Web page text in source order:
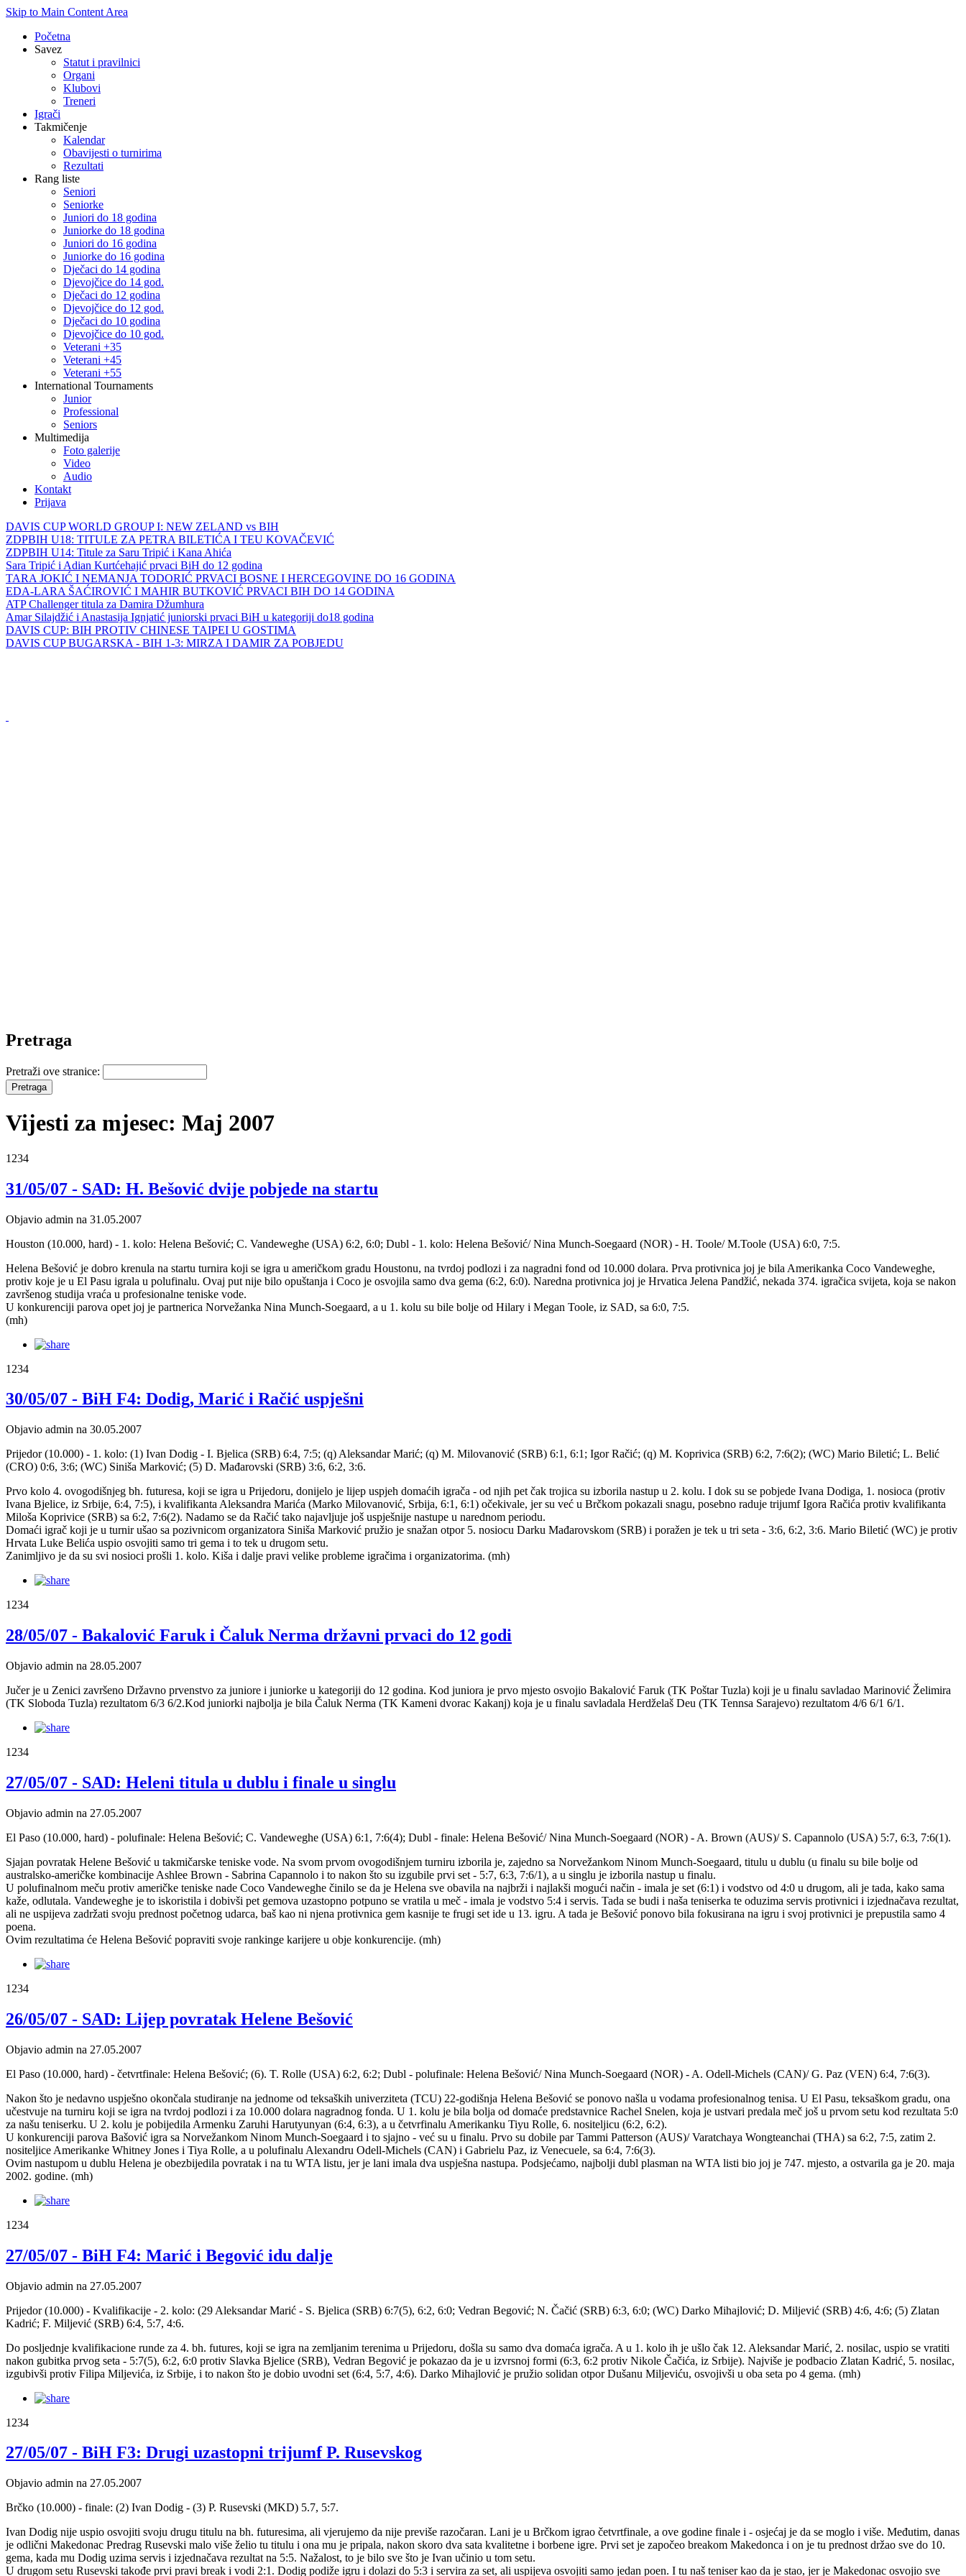
Skip to Main Content Area
Početna
Savez
Statut i pravilnici
Organi
Klubovi
Treneri
Igrači
Takmičenje
Kalendar
Obavijesti o turnirima
Rezultati
Rang liste
Seniori
Seniorke
Juniori do 18 godina
Juniorke do 18 godina
Juniori do 16 godina
Juniorke do 16 godina
Dječaci do 14 godina
Djevojčice do 14 god.
Dječaci do 12 godina
Djevojčice do 12 god.
Dječaci do 10 godina
Djevojčice do 10 god.
Veterani +35
Veterani +45
Veterani +55
International Tournaments
Junior
Professional
Seniors
Multimedija
Foto galerije
Video
Audio
Kontakt
Prijava
DAVIS CUP WORLD GROUP I: NEW ZELAND vs BIH
ZDPBIH U18: TITULE ZA PETRA BILETIĆA I TEU KOVAČEVIĆ
ZDPBIH U14: Titule za Saru Tripić i Kana Ahića
Sara Tripić i Adian Kurtćehajić prvaci BiH do 12 godina
TARA JOKIĆ I NEMANJA TODORIĆ PRVACI BOSNE I HERCEGOVINE DO 16 GODINA
EDA-LARA ŠAĆIROVIĆ I MAHIR BUTKOVIĆ PRVACI BIH DO 14 GODINA
ATP Challenger titula za Damira Džumhura
Amar Silajdžić i Anastasija Ignjatić juniorski prvaci BiH u kategoriji do18 godina
DAVIS CUP: BIH PROTIV CHINESE TAIPEI U GOSTIMA
DAVIS CUP BUGARSKA - BIH 1-3: MIRZA I DAMIR ZA POBJEDU
Pretraga
Pretraži ove stranice:
Vijesti za mjesec: Maj 2007
1234
31/05/07 - SAD: H. Bešović dvije pobjede na startu
Objavio admin na 31.05.2007
Houston (10.000, hard) - 1. kolo: Helena Bešović; C. Vandeweghe (USA) 6:2, 6:0; Dubl - 1. kolo: Helena Bešović/ Nina Munch-Soegaard (NOR) - H. Toole/ M.Toole (USA) 6:0, 7:5.
Helena Bešović je dobro krenula na startu turnira koji se igra u američkom gradu Houstonu, na tvrdoj podlozi i za nagradni fond od 10.000 dolara. Prva protivnica joj je bila Amerikanka Coco Vandeweghe,
protiv koje je u El Pasu igrala u polufinalu. Ovaj put nije bilo opuštanja i Coco je osvojila samo dva gema (6:2, 6:0). Naredna protivnica joj je Hrvatica Jelena Pandžić, nekada 374. igračica svijeta, koja se nakon
završenog studija vraća u profesionalne teniske vode.
U konkurenciji parova opet joj je partnerica Norvežanka Nina Munch-Soegaard, a u 1. kolu su bile bolje od Hilary i Megan Toole, iz SAD, sa 6:0, 7:5.
(mh)
1234
30/05/07 - BiH F4: Dodig, Marić i Račić uspješni
Objavio admin na 30.05.2007
Prijedor (10.000) - 1. kolo: (1) Ivan Dodig - I. Bjelica (SRB) 6:4, 7:5; (q) Aleksandar Marić; (q) M. Milovanović (SRB) 6:1, 6:1; Igor Račić; (q) M. Koprivica (SRB) 6:2, 7:6(2); (WC) Mario Biletić; L. Belić
(CRO) 0:6, 3:6; (WC) Siniša Marković; (5) D. Mađarovski (SRB) 3:6, 6:2, 3:6.
Prvo kolo 4. ovogodišnjeg bh. futuresa, koji se igra u Prijedoru, donijelo je lijep uspjeh domaćih igrača - od njih pet čak trojica su izborila nastup u 2. kolu. I dok su se pobjede Ivana Dodiga, 1. nosioca (protiv
Ivana Bjelice, iz Srbije, 6:4, 7:5), i kvalifikanta Aleksandra Marića (Marko Milovanović, Srbija, 6:1, 6:1) očekivale, jer su već u Brčkom pokazali snagu, posebno raduje trijumf Igora Račića protiv kvalifikanta
Miloša Koprivice (SRB) sa 6:2, 7:6(2). Nadamo se da Račić tako najavljuje još uspješnije nastupe u narednom periodu.
Domaći igrač koji je u turnir ušao sa pozivnicom organizatora Siniša Marković pružio je snažan otpor 5. nosiocu Darku Mađarovskom (SRB) i poražen je tek u tri seta - 3:6, 6:2, 3:6. Mario Biletić (WC) je protiv
Hrvata Luke Belića uspio osvojiti samo tri gema i to tek u drugom setu.
Zanimljivo je da su svi nosioci prošli 1. kolo. Kiša i dalje pravi velike probleme igračima i organizatorima. (mh)
1234
28/05/07 - Bakalović Faruk i Čaluk Nerma državni prvaci do 12 godi
Objavio admin na 28.05.2007
Jučer je u Zenici završeno Državno prvenstvo za juniore i juniorke u kategoriji do 12 godina. Kod juniora je prvo mjesto osvojio Bakalović Faruk (TK Poštar Tuzla) koji je u finalu savladao Marinović Želimira
(TK Sloboda Tuzla) rezultatom 6/3 6/2.Kod juniorki najbolja je bila Čaluk Nerma (TK Kameni dvorac Kakanj) koja je u finalu savladala Herdželaš Deu (TK Tennsa Sarajevo) rezultatom 4/6 6/1 6/1.
1234
27/05/07 - SAD: Heleni titula u dublu i finale u singlu
Objavio admin na 27.05.2007
El Paso (10.000, hard) - polufinale: Helena Bešović; C. Vandeweghe (USA) 6:1, 7:6(4); Dubl - finale: Helena Bešović/ Nina Munch-Soegaard (NOR) - A. Brown (AUS)/ S. Capannolo (USA) 5:7, 6:3, 7:6(1).
Sjajan povratak Helene Bešović u takmičarske teniske vode. Na svom prvom ovogodišnjem turniru izborila je, zajedno sa Norvežankom Ninom Munch-Soegaard, titulu u dublu (u finalu su bile bolje od
australsko-američke kombinacije Ashlee Brown - Sabrina Capannolo i to nakon što su izgubile prvi set - 5:7, 6:3, 7:6/1), a u singlu je izborila nastup u finalu.
U polufinalnom meču protiv američke teniske nade Coco Vandeweghe činilo se da je Helena sve obavila na najbrži i najlakši mogući način - imala je set (6:1) i vodstvo od 4:0 u drugom, ali je tada, kako sama
kaže, odlutala. Vandeweghe je to iskoristila i dobivši pet gemova uzastopno potpuno se vratila u meč - imala je vodstvo 5:4 i servis. Tada se budi i naša teniserka te oduzima servis protivnici i izjednačava rezultat,
ali ne uspijeva zadržati svoju prednost početnog udarca, baš kao ni njena protivnica gem kasnije te frugi set ide u 13. igru. A tada je Bešović ponovo bila fokusirana na igru i svoj protivnici je prepustila samo 4
poena.
Ovim rezultatima će Helena Bešović popraviti svoje rankinge karijere u obje konkurencije. (mh)
1234
26/05/07 - SAD: Lijep povratak Helene Bešović
Objavio admin na 27.05.2007
El Paso (10.000, hard) - četvrtfinale: Helena Bešović; (6). T. Rolle (USA) 6:2, 6:2; Dubl - polufinale: Helena Bešović/ Nina Munch-Soegaard (NOR) - A. Odell-Michels (CAN)/ G. Paz (VEN) 6:4, 7:6(3).
Nakon što je nedavno uspješno okončala studiranje na jednome od teksaških univerziteta (TCU) 22-godišnja Helena Bešović se ponovo našla u vodama profesionalnog tenisa. U El Pasu, teksaškom gradu, ona
učestvuje na turniru koji se igra na tvrdoj podlozi i za 10.000 dolara nagradnog fonda. U 1. kolu je bila bolja od domaće predstavnice Rachel Snelen, koja je ustvari predala meč još u prvom setu kod rezultata 5:0
za našu teniserku. U 2. kolu je pobijedila Armenku Zaruhi Harutyunyan (6:4, 6:3), a u četvrfinalu Amerikanku Tiyu Rolle, 6. nositeljicu (6:2, 6:2).
U konkurenciji parova Bašović igra sa Norvežankom Ninom Munch-Soegaard i to sjajno - već su u finalu. Prvo su dobile par Tammi Patterson (AUS)/ Varatchaya Wongteanchai (THA) sa 6:2, 7:5, zatim 2.
nositeljice Amerikanke Whitney Jones i Tiya Rolle, a u polufinalu Alexandru Odell-Michels (CAN) i Gabrielu Paz, iz Venecuele, sa 6:4, 7:6(3).
Ovim nastupom u dublu Helena je obezbijedila povratak i na tu WTA listu, jer je lani imala dva uspješna nastupa. Podsjećamo, najbolji dubl plasman na WTA listi bio joj je 747. mjesto, a ostvarila ga je 20. maja
2002. godine. (mh)
1234
27/05/07 - BiH F4: Marić i Begović idu dalje
Objavio admin na 27.05.2007
Prijedor (10.000) - Kvalifikacije - 2. kolo: (29 Aleksandar Marić - S. Bjelica (SRB) 6:7(5), 6:2, 6:0; Vedran Begović; N. Čačić (SRB) 6:3, 6:0; (WC) Darko Mihajlović; D. Miljević (SRB) 4:6, 4:6; (5) Zlatan
Kadrić; F. Miljević (SRB) 6:4, 5:7, 4:6.
Do posljednje kvalifikacione runde za 4. bh. futures, koji se igra na zemljanim terenima u Prijedoru, došla su samo dva domaća igrača. A u 1. kolo ih je ušlo čak 12. Aleksandar Marić, 2. nosilac, uspio se vratiti
nakon gubitka prvog seta - 5:7(5), 6:2, 6:0 protiv Slavka Bjelice (SRB), Vedran Begović je pokazao da je u izvrsnoj formi (6:3, 6:2 protiv Nikole Čačića, iz Srbije). Najviše je podbacio Zlatan Kadrić, 5. nosilac,
izgubivši protiv Filipa Miljevića, iz Srbije, i to nakon što je dobio uvodni set (6:4, 5:7, 4:6). Darko Mihajlović je pružio solidan otpor Dušanu Miljeviću, osvojivši u oba seta po 4 gema. (mh)
1234
27/05/07 - BiH F3: Drugi uzastopni trijumf P. Rusevskog
Objavio admin na 27.05.2007
Brčko (10.000) - finale: (2) Ivan Dodig - (3) P. Rusevski (MKD) 5.7, 5:7.
Ivan Dodig nije uspio osvojiti svoju drugu titulu na bh. futuresima, ali vjerujemo da nije previše razočaran. Lani je u Brčkom igrao četvrtfinale, a ove godine finale i - osjećaj je da se moglo i više. Međutim, danas
je odlični Makedonac Predrag Rusevski malo više želio tu titulu i ona mu je pripala, nakon skoro dva sata kvalitetne i borbene igre. Prvi set je započeo breakom Makedonca i on je tu prednost držao sve do 10.
gema, kada mu Dodig uzima servis i izjednačava rezultat na 5:5. Nažalost, to je bilo sve što je Ivan učinio u tom setu.
U drugom setu Rusevski takođe prvi pravi break i vodi 2:1. Dodig podiže igru i dolazi do 5:3 i servira za set, ali uspijeva osvojiti samo jedan poen. I tu naš teniser kao da je stao, jer je Makedonac osvojio sve